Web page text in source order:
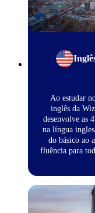
Ao estudar
inglês da
desenvolve as
na língua
do básico ao
fluência para